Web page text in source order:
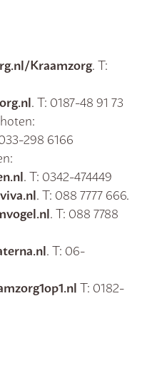
Kraamzorg. T:
. T: 0187-48 91 73
298 6166
. T: 0342-474449
. T: 088 7777 666.
. T: 088 7788
. T: 06-
T: 0182-